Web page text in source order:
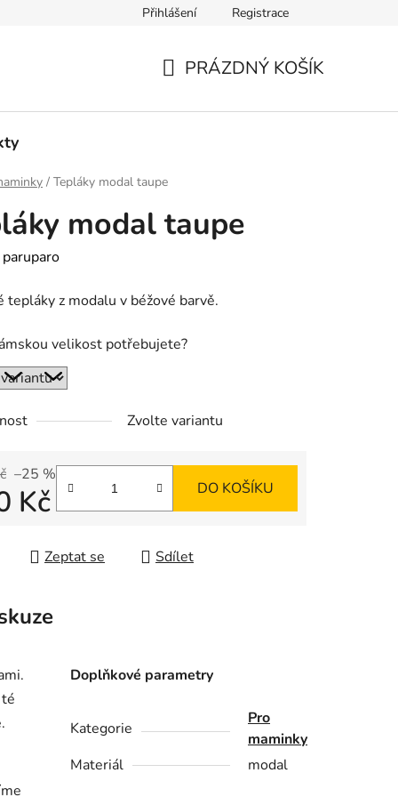
Přihlášení Registrace
PRÁZDNÝ KOŠÍK
/ Tepláky modal taupe
modal taupe
paruparo
tepláky z modalu v béžové barvě.
velikost potřebujete?
Zvolte variantu
–25 %
Kč DO KOŠÍKU
Zeptat se Sdílet
Doplňkové parametry
Kategorie
Pro
maminky
Materiál
modal